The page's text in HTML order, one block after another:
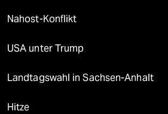
Nahost-Konflikt
USA unter Trump
Landtagswahl in Sachsen-Anhalt
Hitze